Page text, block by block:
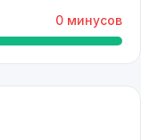
0 минусов